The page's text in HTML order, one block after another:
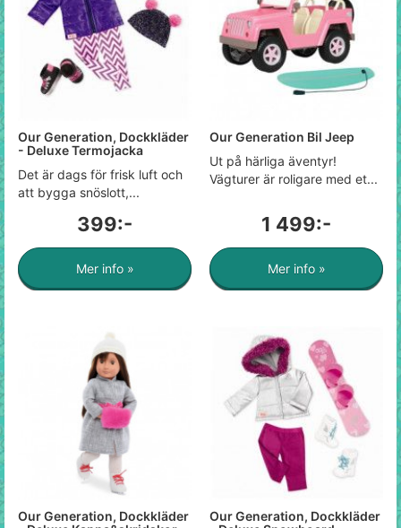
Our Generation, Dockkläder
- Deluxe Termojacka
Det är dags för frisk luft och
att bygga snöslott,...
399:-
Mer info »
Our Generation Bil Jeep
Ut på härliga äventyr!
Vägturer är roligare med et...
1 499:-
Mer info »
Our Generation, Dockkläder
Our Generation, Dockkläder